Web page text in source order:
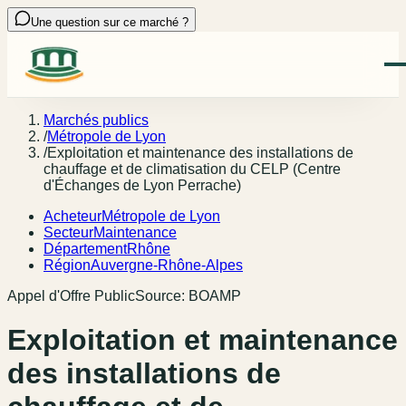
Une question sur ce marché ?
Marchés publics
/Métropole de Lyon
/Exploitation et maintenance des installations de
chauffage et de climatisation du CELP (Centre
d'Échanges de Lyon Perrache)
AcheteurMétropole de Lyon
SecteurMaintenance
DépartementRhône
RégionAuvergne-Rhône-Alpes
Appel d'Offre PublicSource: BOAMP
Exploitation et maintenance
des installations de